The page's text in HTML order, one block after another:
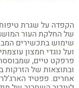
על שגרת טיפוח
החלקת העור המושגות
בתכשירים
טיים, שמבוססת
של הזרקות
פפטיד